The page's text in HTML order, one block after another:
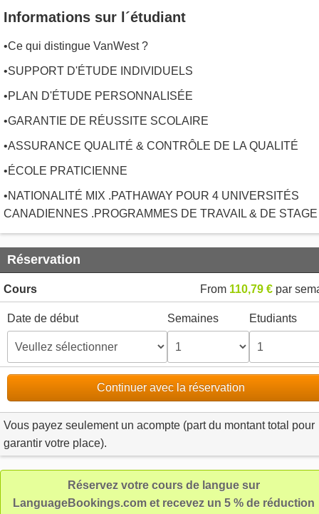
Informations sur l´étudiant
•Ce qui distingue VanWest ?
•SUPPORT D'ÉTUDE INDIVIDUELS
•PLAN D'ÉTUDE PERSONNALISÉE
•GARANTIE DE RÉUSSITE SCOLAIRE
•ASSURANCE QUALITÉ & CONTRÔLE DE LA QUALITÉ
•ÉCOLE PRATICIENNE
•NATIONALITÉ MIX .PATHAWAY POUR 4 UNIVERSITÉS
CANADIENNES .PROGRAMMES DE TRAVAIL & DE STAGE
Réservation
Cours From 110,79 € par
Date de début Semaines Etudiants
Continuer avec la réservation
Vous payez seulement un acompte (part du montant total pour
garantir votre place).
Réservez votre cours de langue sur
LanguageBookings.com et recevez un 5 % de réduction